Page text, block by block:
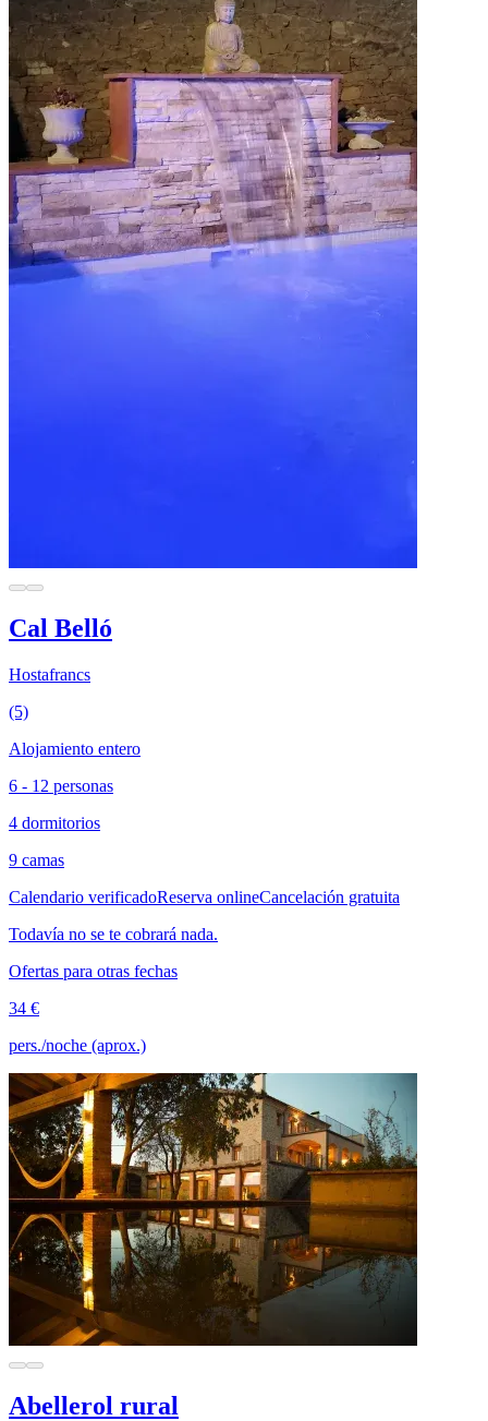
Cal Belló
Hostafrancs
(5)
Alojamiento entero
6 - 12 personas
4 dormitorios
9 camas
Calendario verificadoReserva onlineCancelación gratuita
Todavía no se te cobrará nada.
Ofertas para otras fechas
34 €
pers./noche (aprox.)
Abellerol rural